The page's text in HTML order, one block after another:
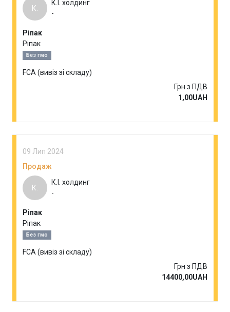
К.
К.І. холдинг
-
Ріпак
Ріпак
Без гмо
FCA (вивіз зі складу)
Грн з ПДВ
1,00UAH
09 Лип 2024
Продаж
К.
К.І. холдинг
-
Ріпак
Ріпак
Без гмо
FCA (вивіз зі складу)
Грн з ПДВ
14400,00UAH